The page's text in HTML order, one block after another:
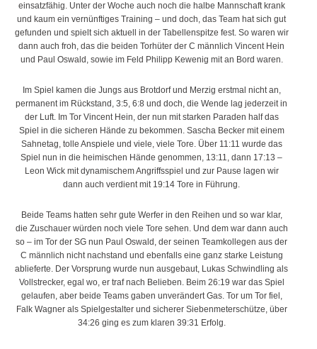
einsatzfähig. Unter der Woche auch noch die halbe Mannschaft krank
und kaum ein vernünftiges Training – und doch, das Team hat sich gut
gefunden und spielt sich aktuell in der Tabellenspitze fest. So waren wir
dann auch froh, das die beiden Torhüter der C männlich Vincent Hein
und Paul Oswald, sowie im Feld Philipp Kewenig mit an Bord waren.
Im Spiel kamen die Jungs aus Brotdorf und Merzig erstmal nicht an,
permanent im Rückstand, 3:5, 6:8 und doch, die Wende lag jederzeit in
der Luft. Im Tor Vincent Hein, der nun mit starken Paraden half das
Spiel in die sicheren Hände zu bekommen. Sascha Becker mit einem
Sahnetag, tolle Anspiele und viele, viele Tore. Über 11:11 wurde das
Spiel nun in die heimischen Hände genommen, 13:11, dann 17:13 –
Leon Wick mit dynamischem Angriffsspiel und zur Pause lagen wir
dann auch verdient mit 19:14 Tore in Führung.
Beide Teams hatten sehr gute Werfer in den Reihen und so war klar,
die Zuschauer würden noch viele Tore sehen. Und dem war dann auch
so – im Tor der SG nun Paul Oswald, der seinen Teamkollegen aus der
C männlich nicht nachstand und ebenfalls eine ganz starke Leistung
ablieferte. Der Vorsprung wurde nun ausgebaut, Lukas Schwindling als
Vollstrecker, egal wo, er traf nach Belieben. Beim 26:19 war das Spiel
gelaufen, aber beide Teams gaben unverändert Gas. Tor um Tor fiel,
Falk Wagner als Spielgestalter und sicherer Siebenmeterschütze, über
34:26 ging es zum klaren 39:31 Erfolg.